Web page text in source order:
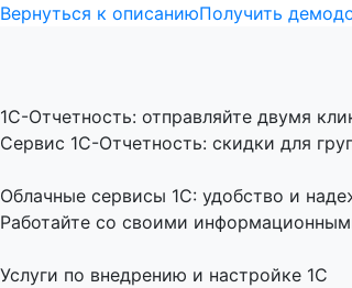
Вернуться к описаниюПолучить
1C-Отчетность: отправляйте двумя
Сервис 1С-Отчетность: скидки для
Облачные сервисы 1С: удобство и
Работайте со своими
Услуги по внедрению и настройке 1С